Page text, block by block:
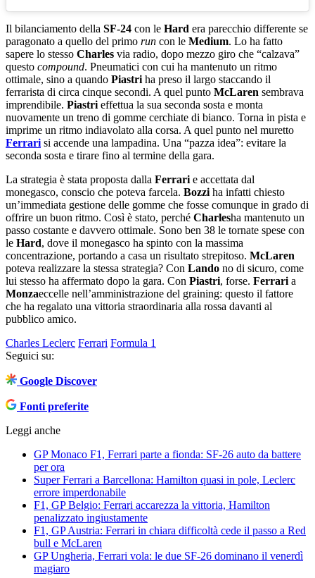
Il bilanciamento della SF-24 con le Hard era parecchio differente se
paragonato a quello del primo run con le Medium. Lo ha fatto
sapere lo stesso Charles via radio, dopo mezzo giro che “calzava”
questo compound. Pneumatici con cui ha mantenuto un ritmo
ottimale, sino a quando Piastri ha preso il largo staccando il
ferrarista di circa cinque secondi. A quel punto McLaren sembrava
imprendibile. Piastri effettua la sua seconda sosta e monta
nuovamente un treno di gomme cerchiate di bianco. Torna in pista e
imprime un ritmo indiavolato alla corsa. A quel punto nel muretto
Ferrari si accende una lampadina. Una “pazza idea”: evitare la
seconda sosta e tirare fino al termine della gara.
La strategia è stata proposta dalla Ferrari e accettata dal
monegasco, conscio che poteva farcela. Bozzi ha infatti chiesto
un’immediata gestione delle gomme che fosse comunque in grado di
offrire un buon ritmo. Così è stato, perché Charlesha mantenuto un
passo costante e davvero ottimale. Sono ben 38 le tornate spese con
le Hard, dove il monegasco ha spinto con la massima
concentrazione, portando a casa un risultato strepitoso. McLaren
poteva realizzare la stessa strategia? Con Lando no di sicuro, come
lui stesso ha affermato dopo la gara. Con Piastri, forse. Ferrari a
Monzaeccelle nell’amministrazione del graining: questo il fattore
che ha regalato una vittoria straordinaria alla rossa davanti al
pubblico amico.
Charles Leclerc Ferrari Formula 1
Seguici su:
Google Discover
Fonti preferite
Leggi anche
GP Monaco F1, Ferrari parte a fionda: SF-26 auto da battere
per ora
Super Ferrari a Barcellona: Hamilton quasi in pole, Leclerc
errore imperdonabile
F1, GP Belgio: Ferrari accarezza la vittoria, Hamilton
penalizzato ingiustamente
F1, GP Austria: Ferrari in chiara difficoltà cede il passo a Red
bull e McLaren
GP Ungheria, Ferrari vola: le due SF-26 dominano il venerdì
magiaro